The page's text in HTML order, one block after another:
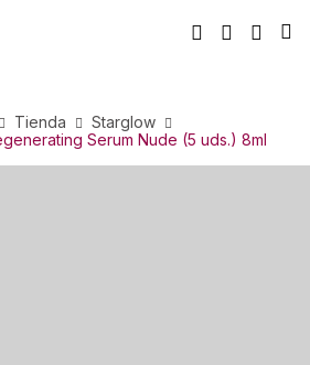
Tienda
Starglow
Serum Nude (5 uds.) 8ml